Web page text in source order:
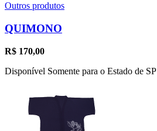
Outros produtos
QUIMONO
R$ 170,00
Disponível Somente para o Estado de SP